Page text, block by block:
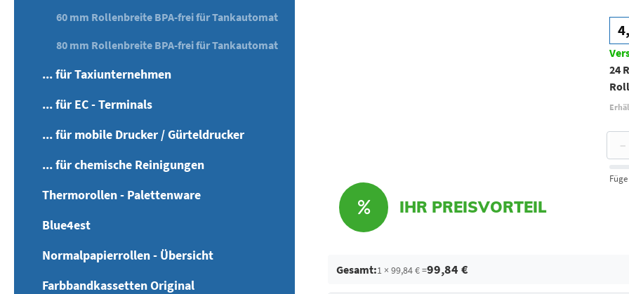
60 mm Rollenbreite BPA-frei für Tankautomat
80 mm Rollenbreite BPA-frei für Tankautomat
... für Taxiunternehmen
... für EC - Terminals
... für mobile Drucker / Gürteldrucker
... für chemische Reinigungen
Thermorollen - Palettenware
Blue4est
Normalpapierrollen - Übersicht
Farbbandkassetten Original
24
−
IHR PREISVORTEIL
Gesamt:1 × 99,84 € =99,84 €